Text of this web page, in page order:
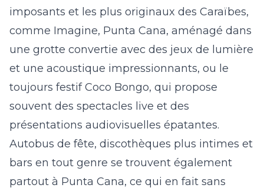
imposants et les plus originaux des Caraïbes,
comme Imagine, Punta Cana, aménagé dans
une grotte convertie avec des jeux de lumière
et une acoustique impressionnants, ou le
toujours festif Coco Bongo, qui propose
souvent des spectacles live et des
présentations audiovisuelles épatantes.
Autobus de fête, discothèques plus intimes et
bars en tout genre se trouvent également
partout à Punta Cana, ce qui en fait sans